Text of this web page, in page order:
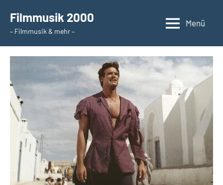
Inhalt
springen
Filmmusik 2000
– Filmmusik & mehr –
Menü